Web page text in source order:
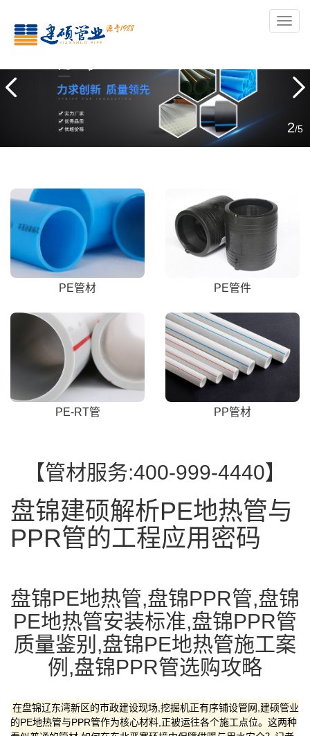
导
3/5
PE管材 PE管件
PE-RT管 PP管材
【管材服务:400-999-4440】
盘锦建硕解析PE地热管与
PPR管的工程应用密码
盘锦PE地热管,盘锦PPR管,盘锦
PE地热管安装标准,盘锦PPR管
质量鉴别,盘锦PE地热管施工案
例,盘锦PPR管选购攻略
在盘锦辽东湾新区的市政建设现场,挖掘机正有序铺设管网,建硕管业
的PE地热管与PPR管作为核心材料,正被运往各个施工点位。这两种